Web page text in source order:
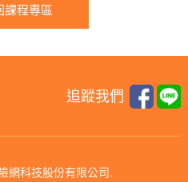
課程專區
追蹤我們
網科技股份有限公司.